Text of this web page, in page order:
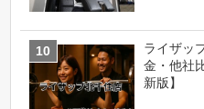
ライザッ
金・他社
新版】